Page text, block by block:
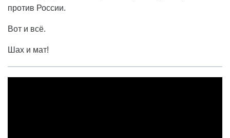
против России.
Вот и всё.
Шах и мат!